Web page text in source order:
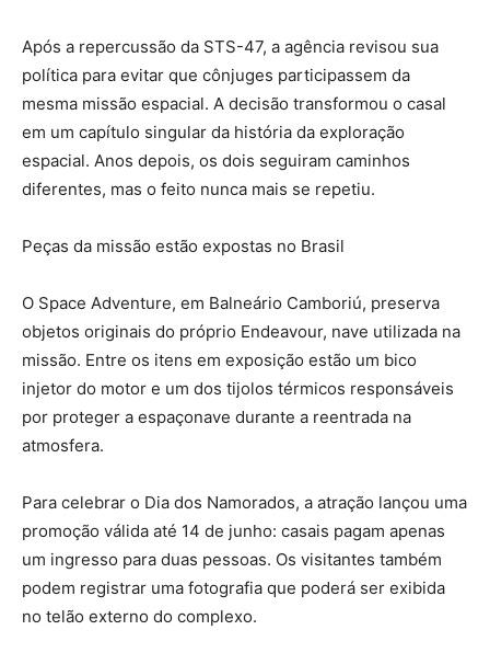
Após a repercussão da STS-47, a agência revisou sua
política para evitar que cônjuges participassem da
mesma missão espacial. A decisão transformou o casal
em um capítulo singular da história da exploração
espacial. Anos depois, os dois seguiram caminhos
diferentes, mas o feito nunca mais se repetiu.
Peças da missão estão expostas no Brasil
O Space Adventure, em Balneário Camboriú, preserva
objetos originais do próprio Endeavour, nave utilizada na
missão. Entre os itens em exposição estão um bico
injetor do motor e um dos tijolos térmicos responsáveis
por proteger a espaçonave durante a reentrada na
atmosfera.
Para celebrar o Dia dos Namorados, a atração lançou uma
promoção válida até 14 de junho: casais pagam apenas
um ingresso para duas pessoas. Os visitantes também
podem registrar uma fotografia que poderá ser exibida
no telão externo do complexo.